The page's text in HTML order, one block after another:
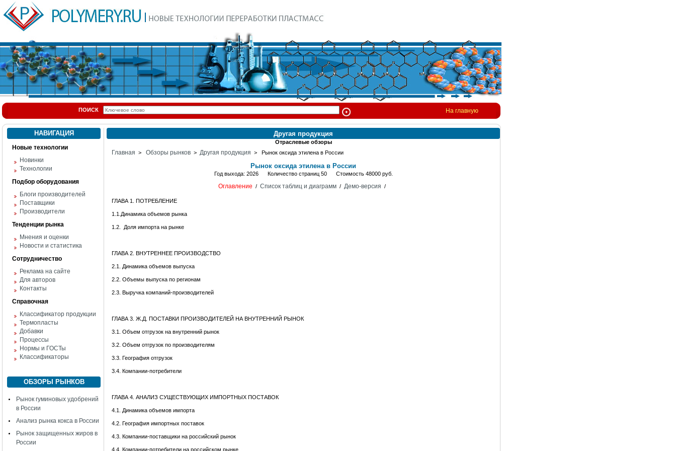
ПОИСК На главную
НАВИГАЦИЯ
Новые технологии
Новинки
Технологии
Подбор оборудования
Блоги производителей
Поставщики
Производители
Тенденции рынка
Мнения и оценки
Новости и статистика
Сотрудничество
Реклама на сайте
Для авторов
Контакты
Справочная
Классификатор продукции
Термопласты
Добавки
Процессы
Нормы и ГОСТы
Классификаторы
ОБЗОРЫ РЫНКОВ
Рынок гуминовых удобрений
в России
Анализ рынка кокса в России
Рынок защищенных жиров в
России
Другая продукция
Отраслевые обзоры
Главная > Обзоры рынков > Другая продукция > Рынок оксида этилена в России
Рынок оксида этилена в России
Год выхода: 2026 Количество страниц 50 Стоимость 48000 руб.
Оглавление / Список таблиц и диаграмм/ Демо-версия /
ГЛАВА 1. ПОТРЕБЛЕНИЕ
1.1.Динамика объемов рынка
1.2. Доля импорта на рынке
ГЛАВА 2. ВНУТРЕННЕЕ ПРОИЗВОДСТВО
2.1. Динамика объемов выпуска
2.2. Объемы выпуска по регионам
2.3. Выручка компаний-производителей
ГЛАВА 3. Ж.Д. ПОСТАВКИ ПРОИЗВОДИТЕЛЕЙ НА ВНУТРЕННИЙ РЫНОК
3.1. Объем отгрузок на внутренний рынок
3.2. Объем отгрузок по производителям
3.3. География отгрузок
3.4. Компании-потребители
ГЛАВА 4. АНАЛИЗ СУЩЕСТВУЮЩИХ ИМПОРТНЫХ ПОСТАВОК
4.1. Динамика объемов импорта
4.2. География импортных поставок
4.3. Компании-поставщики на российский рынок
4.4. Компании-потребители на российском рынке